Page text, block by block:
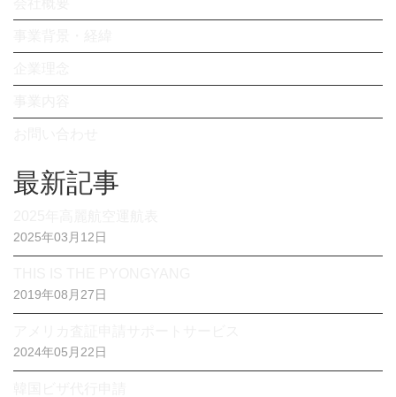
最新記事
2025年03月12日
2019年08月27日
2024年05月22日